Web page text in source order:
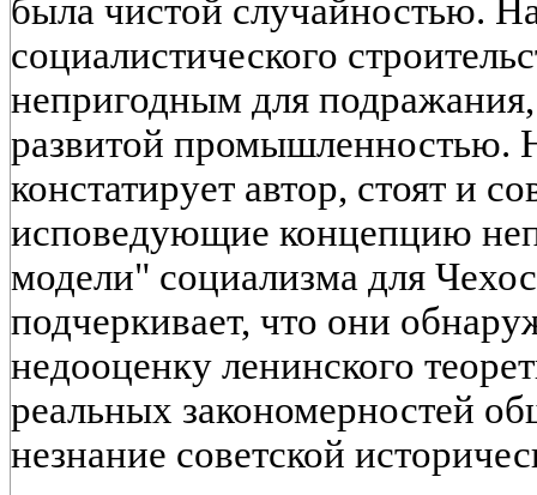
была чистой случайностью.
социалистического
непригодным для
развитой промышленностью.
констатирует автор, стоят и
исповедующие концепцию
модели" социализма для
подчеркивает, что они
недооценку ленинского
реальных закономерностей
незнание советской